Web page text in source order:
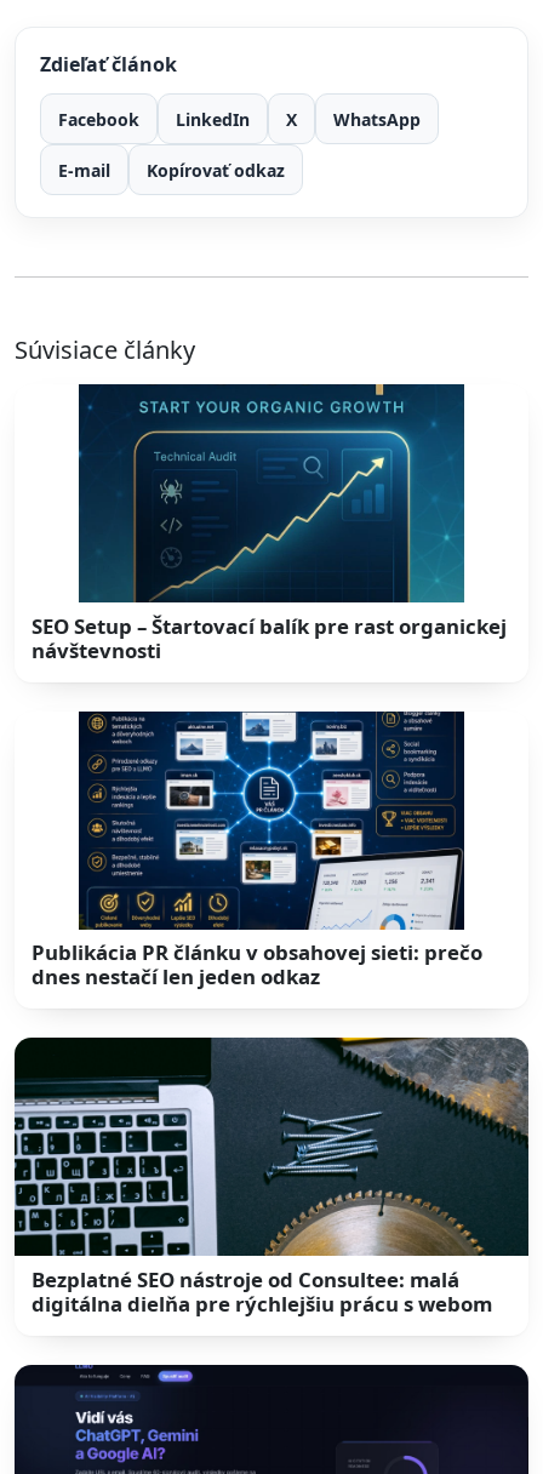
Zdieľať článok
Facebook LinkedIn X WhatsApp
E-mail Kopírovať odkaz
Súvisiace články
SEO Setup – Štartovací balík pre rast organickej
návštevnosti
Publikácia PR článku v obsahovej sieti: prečo
dnes nestačí len jeden odkaz
Bezplatné SEO nástroje od Consultee: malá
digitálna dielňa pre rýchlejšiu prácu s webom